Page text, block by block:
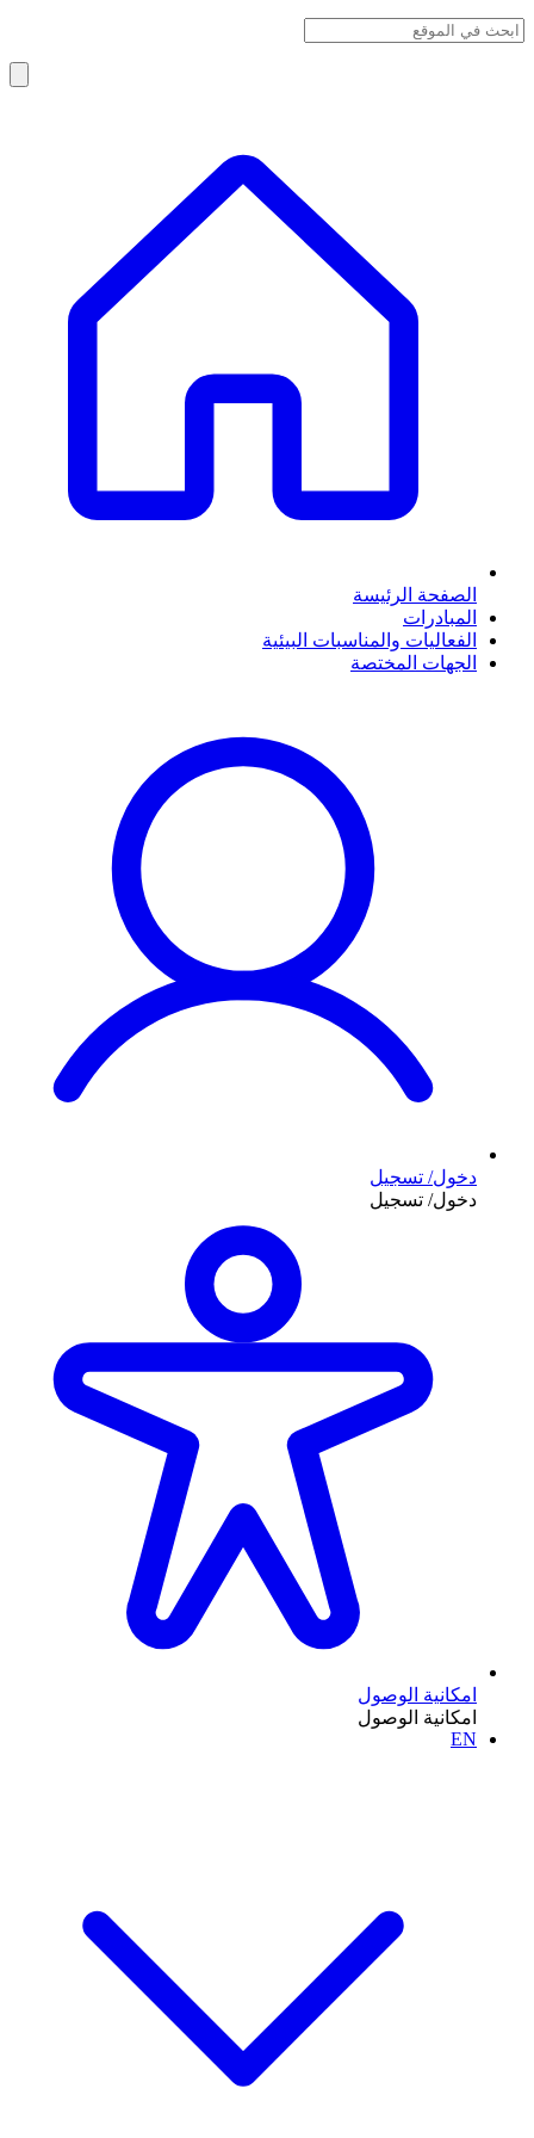
الصفحة الرئيسة
المبادرات
الفعاليات والمناسبات البيئية
الجهات المختصة
دخول/ تسجيل
دخول/ تسجيل
امكانية الوصول
امكانية الوصول
EN